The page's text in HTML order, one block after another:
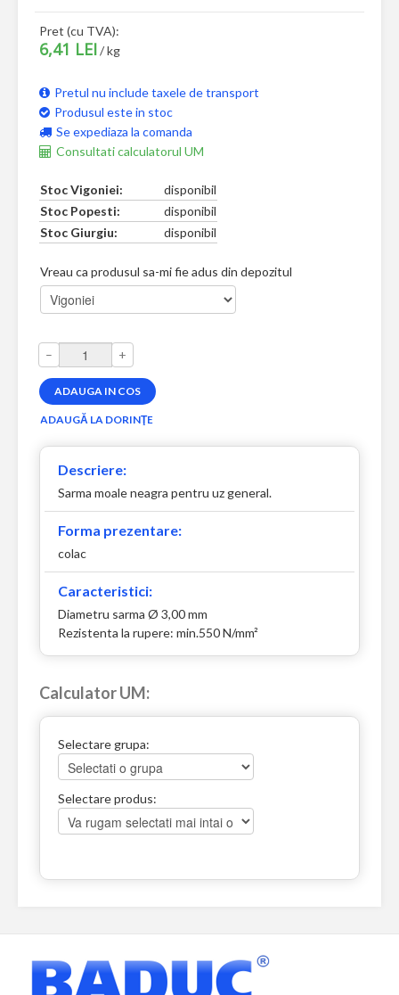
Pret (cu TVA):
6,41 LEI/ kg
Pretul nu include taxele de transport
Produsul este in stoc
Se expediaza la comanda
Consultati calculatorul UM
Stoc Vigoniei:
disponibil
Stoc Popesti:
disponibil
Stoc Giurgiu:
disponibil
Vreau ca produsul sa-mi fie adus din depozitul
– +
Descriere:
Sarma moale neagra pentru uz general.
Forma prezentare:
colac
Caracteristici:
Diametru sarma Ø 3,00 mm
Rezistenta la rupere: min.550 N/mm²
Calculator UM:
Selectare grupa:
Selectare produs: